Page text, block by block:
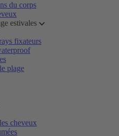
du corps
estivales
fixateurs
plage
cheveux